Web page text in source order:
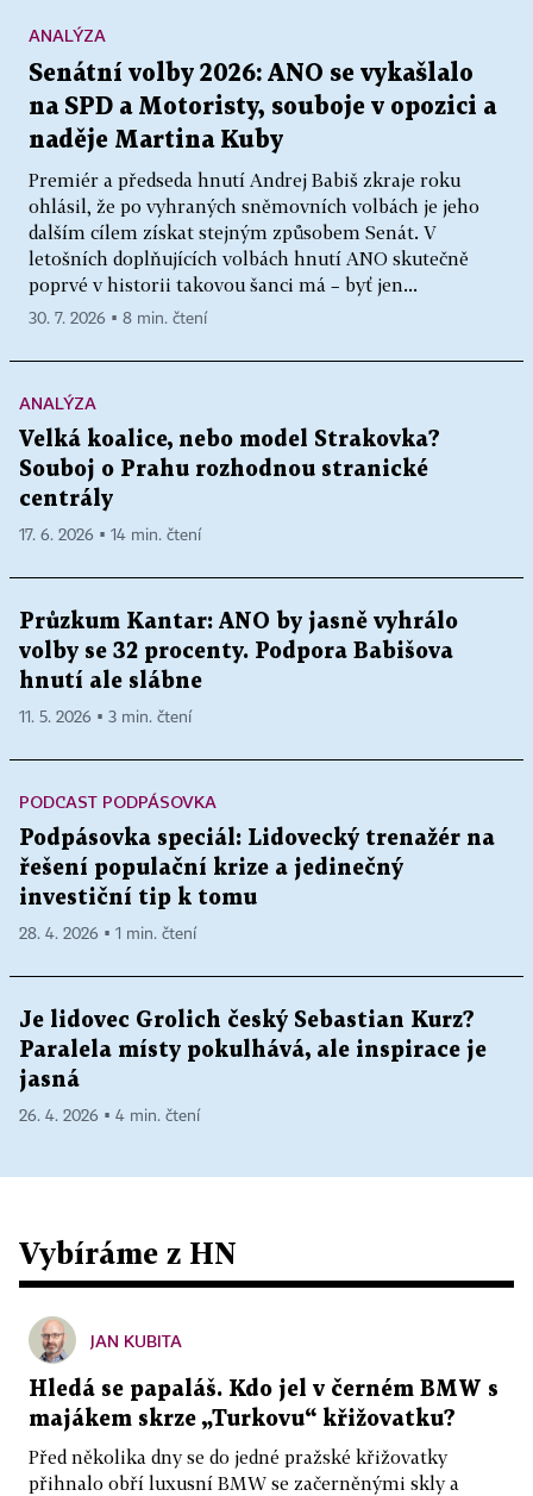
Senátní volby 2026: ANO se vykašlalo
na SPD a Motoristy, souboje v opozici a
naděje Martina Kuby
Premiér a předseda hnutí Andrej Babiš zkraje roku
ohlásil, že po vyhraných sněmovních volbách je jeho
dalším cílem získat stejným způsobem Senát. V
letošních doplňujících volbách hnutí ANO skutečně
poprvé v historii takovou šanci má – byť jen...
ANALÝZA
30. 7. 2026 ▪ 8 min. čtení
ANALÝZA
Velká koalice, nebo model Strakovka?
Souboj o Prahu rozhodnou stranické
centrály
17. 6. 2026 ▪ 14 min. čtení
Průzkum Kantar: ANO by jasně vyhrálo
volby se 32 procenty. Podpora Babišova
hnutí ale slábne
11. 5. 2026 ▪ 3 min. čtení
PODCAST PODPÁSOVKA
Podpásovka speciál: Lidovecký trenažér na
řešení populační krize a jedinečný
investiční tip k tomu
28. 4. 2026 ▪ 1 min. čtení
Je lidovec Grolich český Sebastian Kurz?
Paralela místy pokulhává, ale inspirace je
jasná
26. 4. 2026 ▪ 4 min. čtení
Vybíráme z HN
JAN KUBITA
Hledá se papaláš. Kdo jel v černém BMW s
majákem skrze „Turkovu“ křižovatku?
Před několika dny se do jedné pražské křižovatky
přihnalo obří luxusní BMW se začerněnými skly a